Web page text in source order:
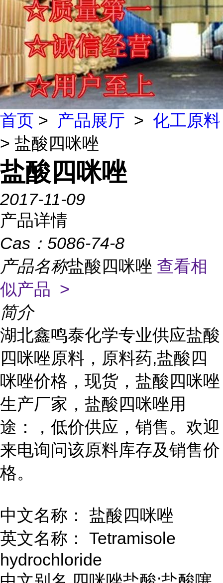
首页 > 产品展厅 > 化工原料
> 盐酸四咪唑
盐酸四咪唑
2017-11-09
产品详情
Cas： 5086-74-8
产品名称盐酸四咪唑 查看相
似产品 >
简介
湖北鑫鸣泰化学专业供应盐酸
四咪唑原料，原料药,盐酸四
咪唑价格，现货，盐酸四咪唑
生产厂家，盐酸四咪唑用
途：，低价供应，销售。欢迎
来电询问该原料库存及销售价
格。
中文名称： 盐酸四咪唑
英文名称： Tetramisole
hydrochloride